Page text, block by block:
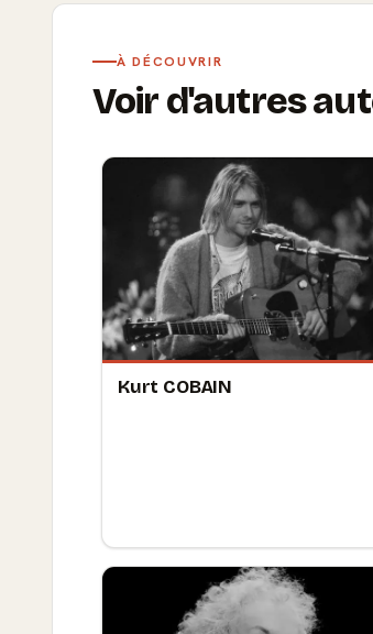
À DÉCOUVRIR
Voir d'autres
Kurt COBAIN